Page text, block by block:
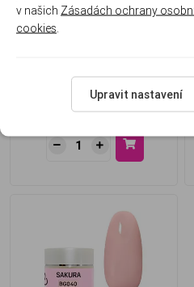
UV/LED gel barevný -
Mandevilla neon 5g
Skladem
129 Kč
v našich Zásadách ochrany
cookies
Upravit nastavení